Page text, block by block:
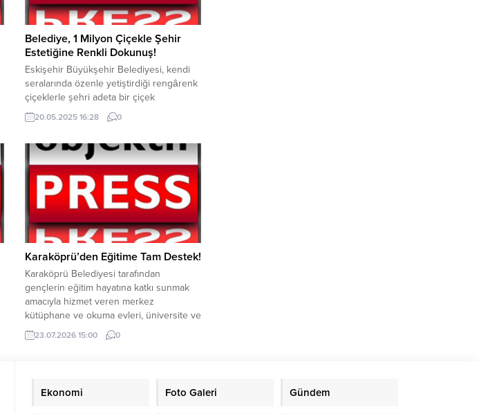
Belediye, 1 Milyon Çiçekle Şehir
Estetiğine Renkli Dokunuş!
Eskişehir Büyükşehir Belediyesi, kendi
seralarında özenle yetiştirdiği rengârenk
çiçeklerle şehri adeta bir çiçek
bahçesine dönüştürmeye başladı. Park
ve Bahçeler Dairesi Başkanlığı ekipleri,
çiçek üretimi gerçekleştirerek kentin dört
bir yanını süsledi. Büyükşehir
Belediyesi’ne ait seralarda yetiştirilen
çiçekler görsel bir şölen sunarken, yerel
üretim...
20.05.2025 16:28 0
Karaköprü’den Eğitime Tam Destek!
Karaköprü Belediyesi tarafından
gençlerin eğitim hayatına katkı sunmak
amacıyla hizmet veren merkez
kütüphane ve okuma evleri, üniversite ve
kamu personeli sınavlarına hazırlanan
öğrencilerin yoğun ilgisini
sosyal projelerle de sürdürüyor. İlçenin
23.07.2026 15:00 0
Ekonomi Foto Galeri Gündem